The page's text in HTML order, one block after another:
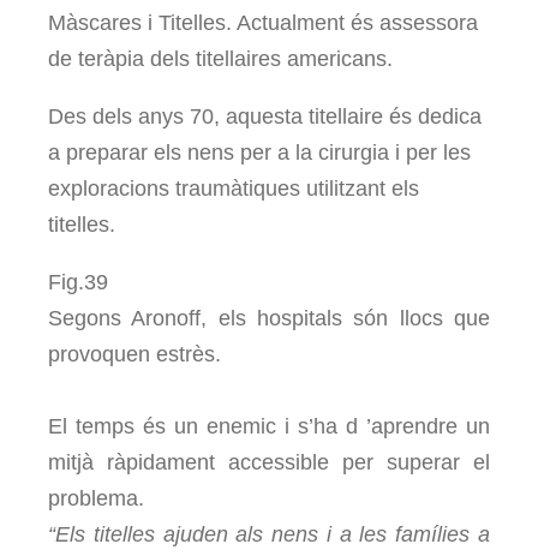
Màscares i Titelles. Actualment és assessora
de teràpia dels titellaires americans.
Des dels anys 70, aquesta titellaire és dedica
a preparar els nens per a la cirurgia i per les
exploracions traumàtiques utilitzant els
titelles.
Fig.39
Segons Aronoff, els hospitals són llocs que
provoquen estrès.
El temps és un enemic i s’ha d ’aprendre un
mitjà ràpidament accessible per superar el
problema.
“Els titelles ajuden als nens i a les famílies a